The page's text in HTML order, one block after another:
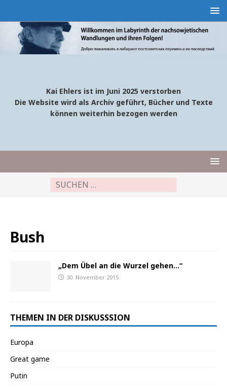
Kai Ehlers ist im Juni 2025 verstorben
Die Website wird als Archiv geführt, Bücher und Texte
können weiterhin bezogen werden
Bush
„Dem Übel an die Wurzel gehen…“
30. November 2015
THEMEN IN DER DISKUSSSION
Europa
Great game
Putin